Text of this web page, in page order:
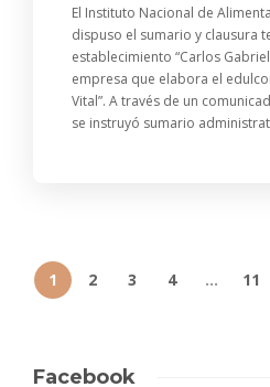
El Instituto Nacional de
dispuso el sumario y clausura
establecimiento “Carlos
empresa que elabora el
Vital”. A través de un
se instruyó sumario
1 2 3 4 … 11
Facebook